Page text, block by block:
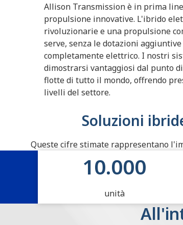
Allison Transmission è in prima
propulsione innovative. L'ibrido
rivoluzionarie e una propulsione
serve, senza le dotazioni
completamente elettrico. I nostri
dimostrarsi vantaggiosi dal punto
flotte di tutto il mondo, offrendo
livelli del settore.
Soluzioni
Queste cifre stimate rappresentano
Impatto dei sistemi
10.000
unità